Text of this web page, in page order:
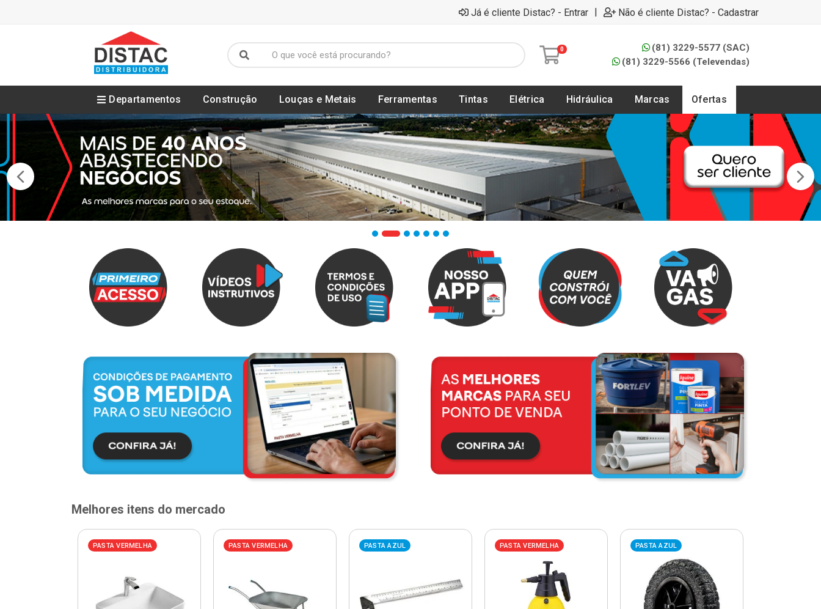
Já é cliente Distac? - Entrar | Não é cliente Distac? - Cadastrar
0
(81) 3229-5577 (SAC)
(81) 3229-5566 (Televendas)
Departamentos Construção Louças e Metais Ferramentas Tintas Elétrica Hidráulica Marcas Ofertas
Melhores itens do mercado
PASTA VERMELHA PASTA VERMELHA PASTA AZUL PASTA VERMELHA PASTA AZUL